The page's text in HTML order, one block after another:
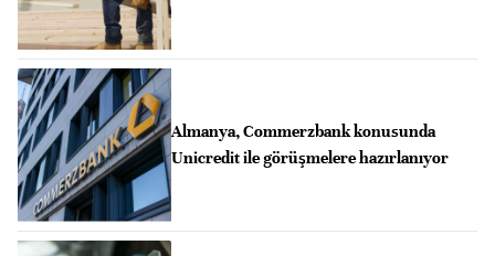
Almanya, Commerzbank konusunda
Unicredit ile görüşmelere hazırlanıyor